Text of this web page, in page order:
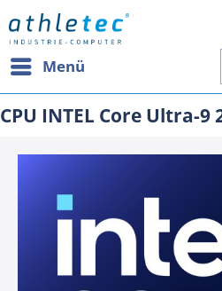
Menü
CPU INTEL Core Ultra-9